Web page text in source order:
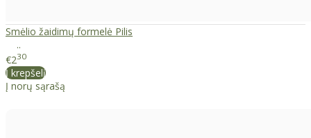
Smėlio žaidimų formelė Pilis
..
€230
Į krepšelį
Į norų sąrašą